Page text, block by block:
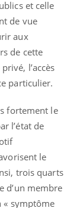
et celle
de vue
aux
de cette
l’accès
particulier.
fortement le
l’état de
le
trois quarts
d’un membre
« symptôme